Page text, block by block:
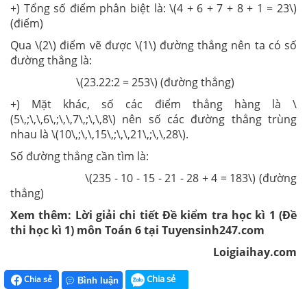
+) Tổng số điểm phân biệt là: \(4 + 6 + 7 + 8 + 1 = 23\)
(điểm)
Qua \(2\) điểm vẽ được \(1\) đường thẳng nên ta có số
đường thẳng là:
\(23.22:2 = 253\) (đường thẳng)
+) Mặt khác, số các điểm thẳng hàng là \
(5\,;\,\,6\,;\,\,7\,;\,\,8\) nên số các đường thẳng trùng
nhau là \(10\,;\,\,15\,;\,\,21\,;\,\,28\).
Số đường thẳng cần tìm là:
\(235 - 10 - 15 - 21 - 28 + 4 = 183\) (đường
thẳng)
Xem thêm: Lời giải chi tiết Đề kiểm tra học kì 1 (Đề
thi học kì 1) môn Toán 6 tại Tuyensinh247.com
Loigiaihay.com
Chia sẻ Bình luận Chia sẻ